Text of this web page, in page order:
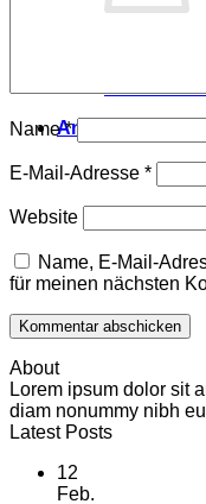
Es
Anmelden
Name*
E-Mail-Adresse *
Website
Name, E-Mail-
für meinen nächsten
About
Lorem ipsum dolor sit
diam nonummy nibh
Latest Posts
12
Feb.